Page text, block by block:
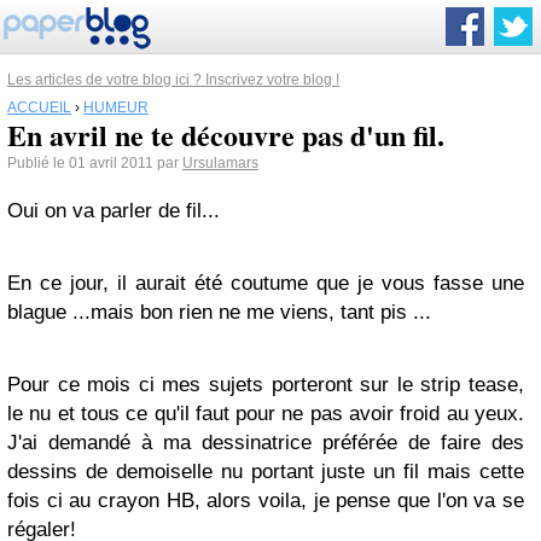
Les articles de votre blog ici ? Inscrivez votre blog !
ACCUEIL › HUMEUR
En avril ne te découvre pas d'un fil.
Publié le 01 avril 2011 par Ursulamars
Oui on va parler de fil...
En ce jour, il aurait été coutume que je vous fasse une
blague ...mais bon rien ne me viens, tant pis ...
Pour ce mois ci mes sujets porteront sur le strip tease,
le nu et tous ce qu'il faut pour ne pas avoir froid au yeux.
J'ai demandé à ma dessinatrice préférée de faire des
dessins de demoiselle nu portant juste un fil mais cette
fois ci au crayon HB, alors voila, je pense que l'on va se
régaler!